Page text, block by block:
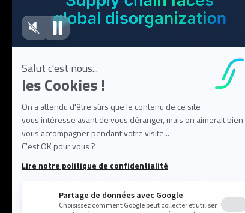
Solution
Planification de la demande
Optimisation des stocks
S&OP